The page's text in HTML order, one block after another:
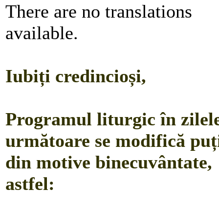
There are no translations
available.
Iubiți credincioși,
Programul liturgic în
următoare se modifică
din motive binecuvântate,
astfel: